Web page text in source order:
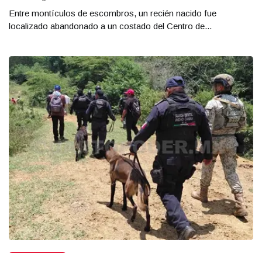
Entre montículos de escombros, un recién nacido fue
localizado abandonado a un costado del Centro de...